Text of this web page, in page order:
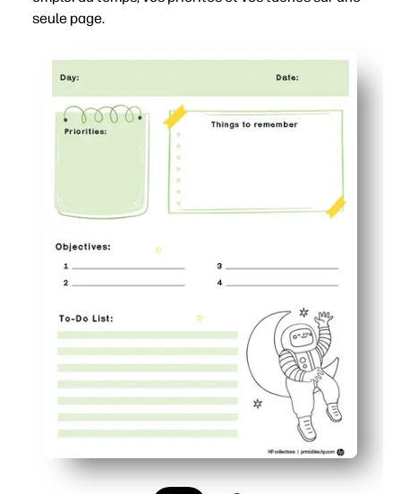
seule page.
Il vous suffit d'imprimer et de commencer : des
Découvrez d'abord ce qui compte : mettez en
Idéal pour les familles et les salles de classe :
Réimprimez à tout moment : une page convient à